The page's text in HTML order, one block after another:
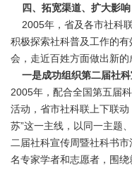
四、拓宽渠道、扩大影
2005年，省及各市社科
积极探索社科普及工作的
会，走近百姓方面做出新的
一是成功组织第二届社
2005年，配合全国第五届
活动，省市社科联上下联动
苏”这一主线，以同一主题
二届社科宣传周暨社科书
名专家学者和志愿者，围